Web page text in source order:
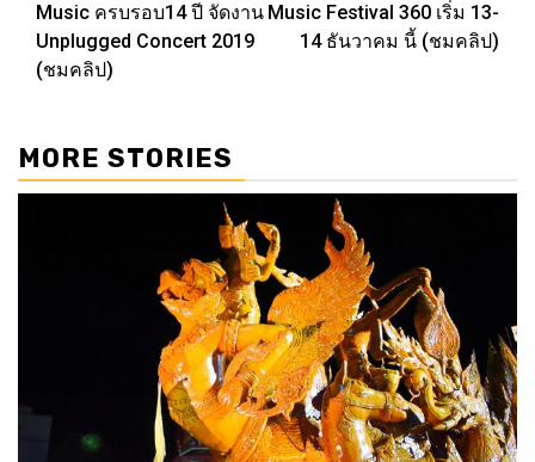
Music ครบรอบ14 ปี จัดงาน
Unplugged Concert 2019
(ชมคลิป)
Music Festival 360 เริ่ม 13-
14 ธันวาคม นี้ (ชมคลิป)
MORE STORIES